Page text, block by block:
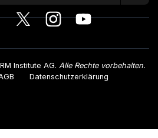
Institute AG. Alle Rechte vorbehalten.
Datenschutzerklärung